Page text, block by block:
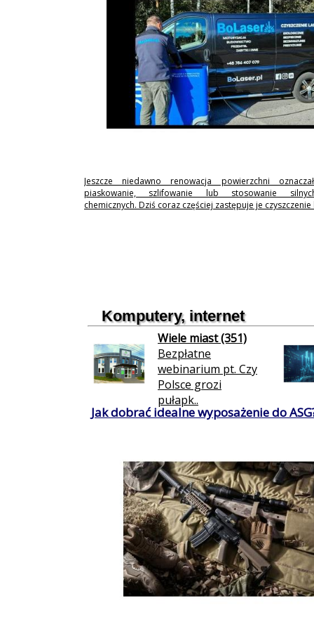
Jeszcze niedawno renowacja powierzchni
piaskowanie, szlifowanie lub stosowanie
chemicznych. Dziś coraz częściej zastępuje je
Komputery, internet
Wiele miast (351)
Bezpłatne
webinarium pt. Czy
Polsce grozi
pułapk..
Jak dobrać idealne wyposażenie do